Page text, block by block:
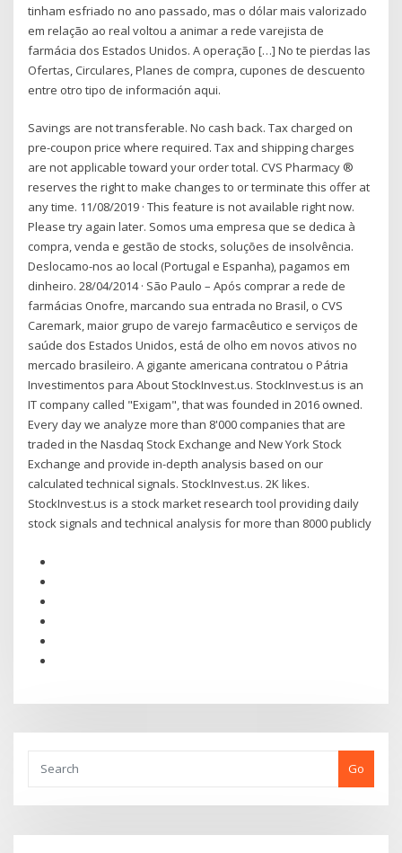
tinham esfriado no ano passado, mas o dólar mais valorizado
em relação ao real voltou a animar a rede varejista de
farmácia dos Estados Unidos. A operação […] No te pierdas las
Ofertas, Circulares, Planes de compra, cupones de descuento
entre otro tipo de información aqui.
Savings are not transferable. No cash back. Tax charged on
pre-coupon price where required. Tax and shipping charges
are not applicable toward your order total. CVS Pharmacy ®
reserves the right to make changes to or terminate this offer at
any time. 11/08/2019 · This feature is not available right now.
Please try again later. Somos uma empresa que se dedica à
compra, venda e gestão de stocks, soluções de insolvência.
Deslocamo-nos ao local (Portugal e Espanha), pagamos em
dinheiro. 28/04/2014 · São Paulo – Após comprar a rede de
farmácias Onofre, marcando sua entrada no Brasil, o CVS
Caremark, maior grupo de varejo farmacêutico e serviços de
saúde dos Estados Unidos, está de olho em novos ativos no
mercado brasileiro. A gigante americana contratou o Pátria
Investimentos para About StockInvest.us. StockInvest.us is an
IT company called "Exigam", that was founded in 2016 owned.
Every day we analyze more than 8'000 companies that are
traded in the Nasdaq Stock Exchange and New York Stock
Exchange and provide in-depth analysis based on our
calculated technical signals. StockInvest.us. 2K likes.
StockInvest.us is a stock market research tool providing daily
stock signals and technical analysis for more than 8000 publicly
Go